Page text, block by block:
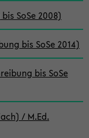
SoSe 2008)
bis SoSe 2014)
bis SoSe
/ M.Ed.